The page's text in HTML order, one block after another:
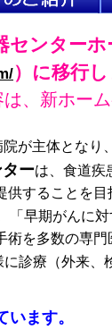
センター
）に移行
、新ホー
が主体となり
ーは、食道疾
することを目
「早期がんに
を多数の専門
診療（外来、
ます。